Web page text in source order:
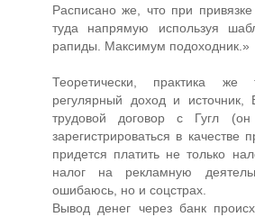
Расписано же, что при
туда напрямую используя
рапиды. Максимум подоходник.»
Теоретически, практика же
регулярный доход и источник,
трудовой договор с Гугл
зарегистрироваться в качестве
придется платить не только
налог на рекламную
ошибаюсь, но и соцстрах.
Вывод денег через банк